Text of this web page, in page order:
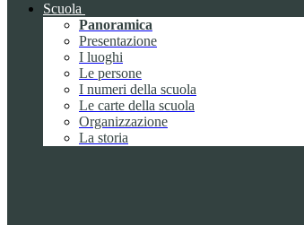
Scuola
Panoramica
Presentazione
I luoghi
Le persone
I numeri della scuola
Le carte della scuola
Organizzazione
La storia